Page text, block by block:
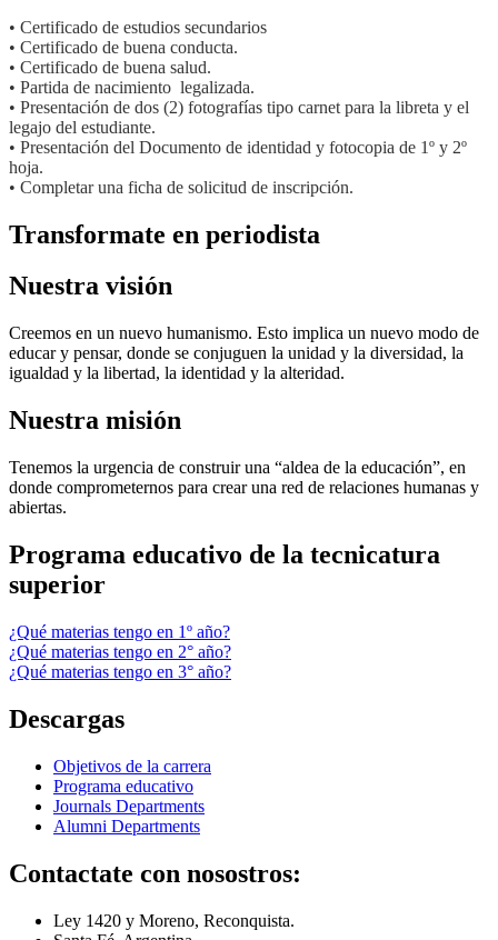
• Certificado de estudios secundarios
• Certificado de buena conducta.
• Certificado de buena salud.
• Partida de nacimiento legalizada.
• Presentación de dos (2) fotografías tipo carnet para la libreta y el
legajo del estudiante.
• Presentación del Documento de identidad y fotocopia de 1º y 2º
hoja.
• Completar una ficha de solicitud de inscripción.
Transformate en periodista
Nuestra visión
Creemos en un nuevo humanismo. Esto implica un nuevo modo de
educar y pensar, donde se conjuguen la unidad y la diversidad, la
igualdad y la libertad, la identidad y la alteridad.
Nuestra misión
Tenemos la urgencia de construir una “aldea de la educación”, en
donde comprometernos para crear una red de relaciones humanas y
abiertas.
Programa educativo de la tecnicatura
superior
¿Qué materias tengo en 1º año?
¿Qué materias tengo en 2° año?
¿Qué materias tengo en 3° año?
Descargas
Objetivos de la carrera
Programa educativo
Journals Departments
Alumni Departments
Contactate con nosostros:
Ley 1420 y Moreno, Reconquista.